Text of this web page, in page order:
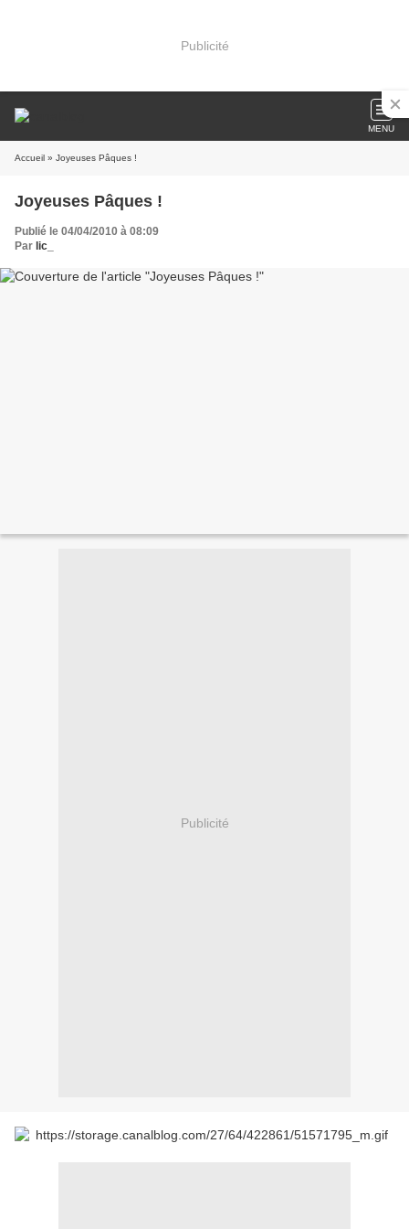
Publicité
MENU
Accueil » Joyeuses Pâques !
Joyeuses Pâques !
Publié le 04/04/2010 à 08:09
Par lic_
Publicité